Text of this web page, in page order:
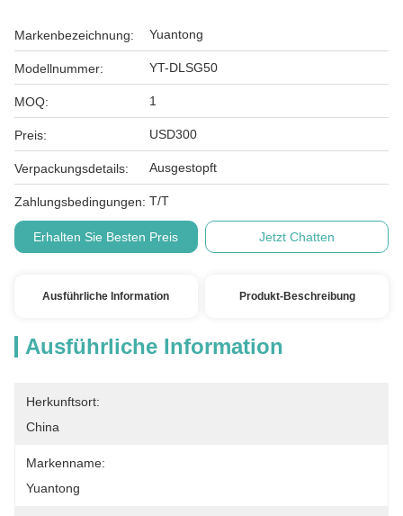
Markenbezeichnung: Yuantong
Modellnummer: YT-DLSG50
MOQ: 1
Preis: USD300
Verpackungsdetails: Ausgestopft
Zahlungsbedingungen: T/T
Erhalten Sie Besten Preis Jetzt Chatten
Ausführliche Information Produkt-Beschreibung
Ausführliche Information
Herkunftsort:
China
Markenname:
Yuantong